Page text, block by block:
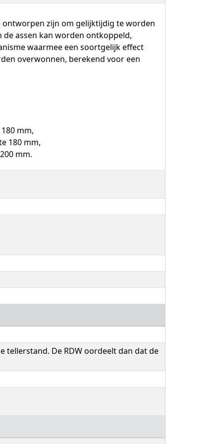
ontworpen zijn om gelijktijdig te worden
assen kan worden ontkoppeld,
waarmee een soortgelijk effect
overwonnen, berekend voor een
mm,
180 mm,
mm.
De RDW oordeelt dan dat de